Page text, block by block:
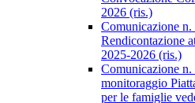
2026 (ris.)
Comunicazione
Rendicontazione
2025-2026 (ris.)
Comunicazione
monitoraggio
per le famiglie